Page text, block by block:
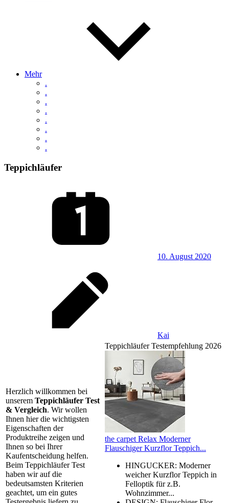
Mehr
.
.
.
.
.
.
.
.
Teppichläufer
10. August 2020
Kai
Herzlich willkommen bei
unserem Teppichläufer Test
& Vergleich. Wir wollen
Ihnen hier die wichtigsten
Eigenschaften der
Produktreihe zeigen und
Ihnen so bei Ihrer
Kaufentscheidung helfen.
Beim Teppichläufer Test
haben wir auf die
bedeutsamsten Kriterien
geachtet, um ein gutes
Teppichläufer Testempfehlung 2026
the carpet Relax Moderner
Flauschiger Kurzflor Teppich...
HINGUCKER: Moderner
weicher Kurzflor Teppich in
Felloptik für z.B.
Wohnzimmer...